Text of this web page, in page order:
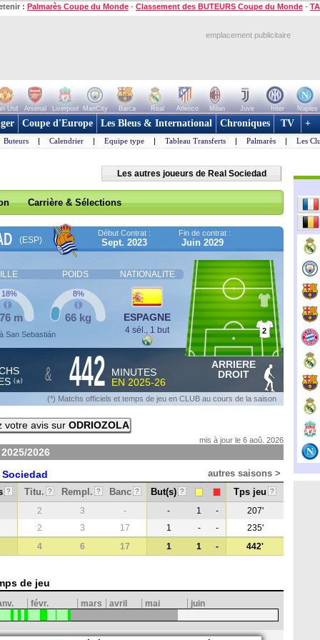
: Palmarès Coupe du Monde - Classement des BUTEURS Coupe du Monde -
emplacement publicitaire
Utd Arsenal Liverpool ManCity Barca Real Atletico Milan Juve Inter Naples
Coupe d'Europe Les Bleus & International Chroniques TV +
Buteurs | Calendrier | Equipe type | Tableau Transferts | Palmarès | Les
Les autres joueurs de Real Sociedad
Carrière & Sélections
(ESP)
Début Contrat :
Sept. 2023
Fin de contrat :
Juin 2029
POIDS NATIONALITE
San Sebastián
m
18%
66 kg
8%
ESPAGNE
4 sél., 1 but 2
(*) & 442
MINUTES
EN 2025-26
ARRIERE
DROIT
(*) Matchs officiels et temps de jeu en CLUB au cours de la saison
votre avis sur ODRIOZOLA
mis à jour le 6 aoû. 2026
2025/2026
Sociedad
autres saisons >
? Titu. ? Rempl. ? Banc ? But(s) ? Tps jeu ?
2 3 - - 1 -
207'
2 3 17 1 - -
235'
4 6 17 1 1 - 442'
de jeu
févr. mars avril mai juin